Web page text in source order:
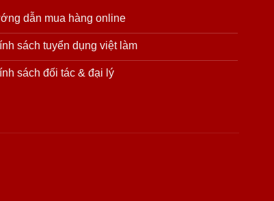
dẫn mua hàng online
sách tuyển dụng việt làm
sách đối tác & đại lý